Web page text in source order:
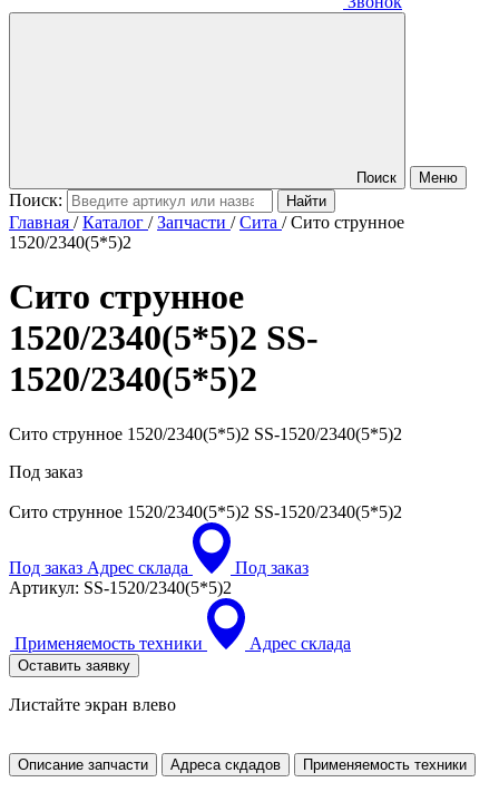
Поиск Меню
Поиск:
Главная /Каталог /Запчасти /Сита /Сито струнное
1520/2340(5*5)2
Сито струнное
1520/2340(5*5)2 SS-
1520/2340(5*5)2
Сито струнное 1520/2340(5*5)2 SS-1520/2340(5*5)2
Под заказ
Сито струнное 1520/2340(5*5)2 SS-1520/2340(5*5)2
Под заказ Адрес склада
Под заказ
Артикул: SS-1520/2340(5*5)2
Применяемость техники Адрес склада
Оставить заявку
Листайте экран влево
Описание запчасти Адреса скдадов Применяемость техники